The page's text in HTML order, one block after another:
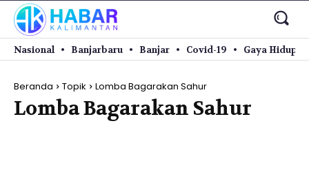
Nasional Banjarbaru Banjar Covid-19 Gaya Hidup
Beranda Topik Lomba Bagarakan Sahur
Lomba Bagarakan Sahur